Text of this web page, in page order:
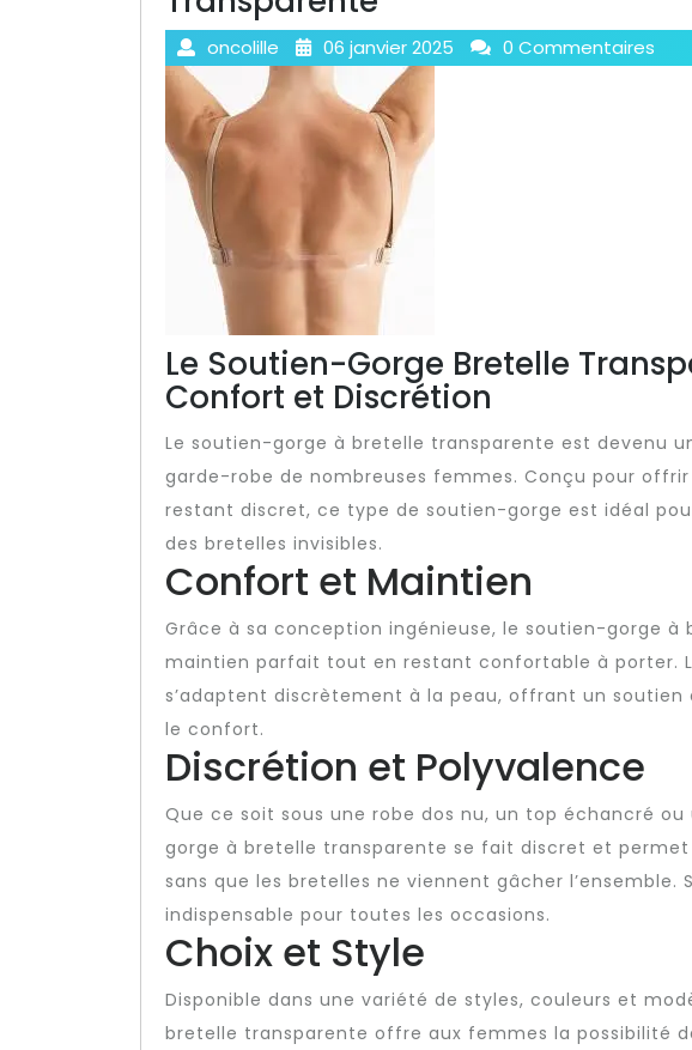
oncolille 06 janvier 2025 0 Commentaires
Le Soutien-Gorge Bretelle
Confort et Discrétion
Le soutien-gorge à bretelle transparente est devenu
garde-robe de nombreuses femmes. Conçu pour
restant discret, ce type de soutien-gorge est idéal
des bretelles invisibles.
Confort et Maintien
Grâce à sa conception ingénieuse, le soutien-gorge à
maintien parfait tout en restant confortable à porter.
s’adaptent discrètement à la peau, offrant un
le confort.
Discrétion et Polyvalence
Que ce soit sous une robe dos nu, un top échancré
gorge à bretelle transparente se fait discret et
sans que les bretelles ne viennent gâcher l’ensemble.
indispensable pour toutes les occasions.
Choix et Style
Disponible dans une variété de styles, couleurs et
bretelle transparente offre aux femmes la possibilité